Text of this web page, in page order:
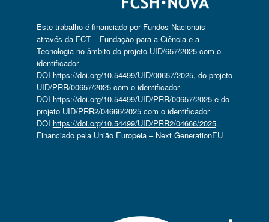
Este trabalho é financiado por Fundos Nacionais
através da FCT – Fundação para a Ciência e a
Tecnologia no âmbito do projeto UID/657/2025 com o
identificador
DOI https://doi.org/10.54499/UID/00657/2025, do projeto
UID/PRR/00657/2025 com o identificador
DOI https://doi.org/10.54499/UID/PRR/00657/2025e do
projeto UID/PRR2/04666/2025 com o identificador
DOI https://doi.org/10.54499/UID/PRR2/04666/2025.
Financiado pela União Europeia – Next GenerationEU